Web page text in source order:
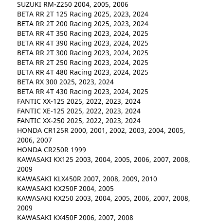
SUZUKI RM-Z250 2004, 2005, 2006
BETA RR 2T 125 Racing 2025, 2023, 2024
BETA RR 2T 200 Racing 2025, 2023, 2024
BETA RR 4T 350 Racing 2023, 2024, 2025
BETA RR 4T 390 Racing 2023, 2024, 2025
BETA RR 2T 300 Racing 2023, 2024, 2025
BETA RR 2T 250 Racing 2023, 2024, 2025
BETA RR 4T 480 Racing 2023, 2024, 2025
BETA RX 300 2025, 2023, 2024
BETA RR 4T 430 Racing 2023, 2024, 2025
FANTIC XX-125 2025, 2022, 2023, 2024
FANTIC XE-125 2025, 2022, 2023, 2024
FANTIC XX-250 2025, 2022, 2023, 2024
HONDA CR125R 2000, 2001, 2002, 2003, 2004, 2005,
2006, 2007
HONDA CR250R 1999
KAWASAKI KX125 2003, 2004, 2005, 2006, 2007, 2008,
2009
KAWASAKI KLX450R 2007, 2008, 2009, 2010
KAWASAKI KX250F 2004, 2005
KAWASAKI KX250 2003, 2004, 2005, 2006, 2007, 2008,
2009
KAWASAKI KX450F 2006, 2007, 2008